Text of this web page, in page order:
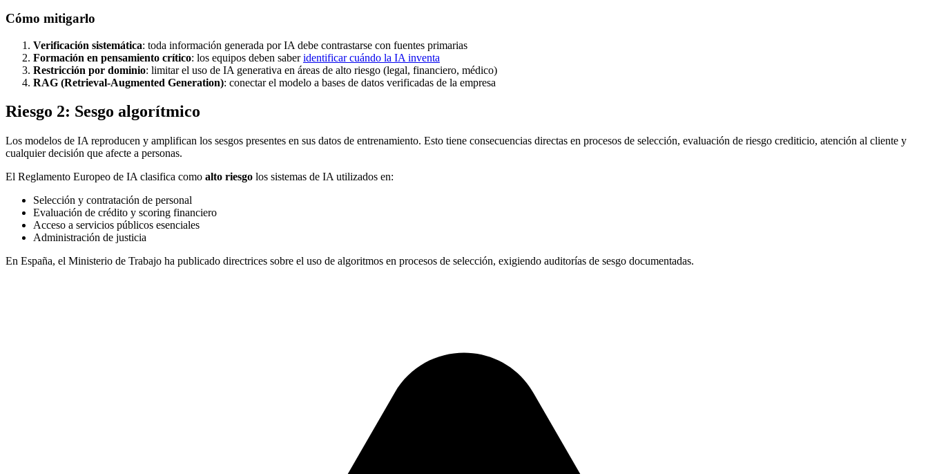
Cómo mitigarlo
Verificación sistemática: toda información generada por IA debe contrastarse con fuentes primarias
Formación en pensamiento crítico: los equipos deben saberidentificar cuándo la IA inventa
Restricción por dominio: limitar el uso de IA generativa en áreas de alto riesgo (legal, financiero, médico)
RAG (Retrieval-Augmented Generation): conectar el modelo a bases de datos verificadas de la empresa
Riesgo 2: Sesgo algorítmico
Los modelos de IA reproducen y amplifican los sesgos presentes en sus datos de entrenamiento. Esto tiene consecuencias directas en procesos de selección, evaluación de riesgo crediticio, atención al cliente y
cualquier decisión que afecte a personas.
El Reglamento Europeo de IA clasifica como alto riesgo los sistemas de IA utilizados en:
Selección y contratación de personal
Evaluación de crédito y scoring financiero
Acceso a servicios públicos esenciales
Administración de justicia
En España, el Ministerio de Trabajo ha publicado directrices sobre el uso de algoritmos en procesos de selección, exigiendo auditorías de sesgo documentadas.